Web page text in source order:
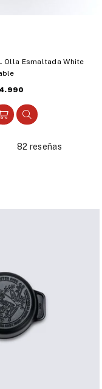
Olla Esmaltada White
82 reseñas